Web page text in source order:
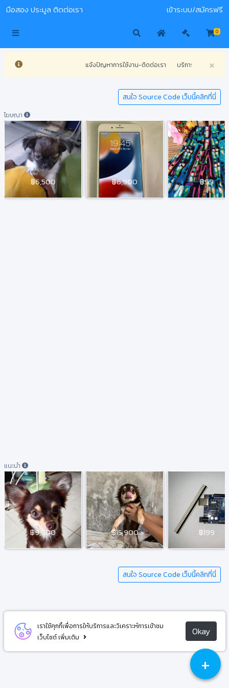
มือสอง ประมูล ติดต่อเรา เข้าระบบ/สมัครฟรี
0
×
แจ้งปัญหาการใช้งาน-ติดต่อเรา บริการจัดทำเว็บไซ
สนใจ Source Code เว็บนี้คลิกที่นี่
โฆษณา
฿6,500 ฿6,900 ฿99
แนะนำ
฿9,900 ฿15,900 ฿199
สนใจ Source Code เว็บนี้คลิกที่นี่
เราใช้คุกกี้เพื่อการให้บริการและวิเคราะห์การเข้าชม
เว็บไซต์ เพิ่มเติม Okay
+